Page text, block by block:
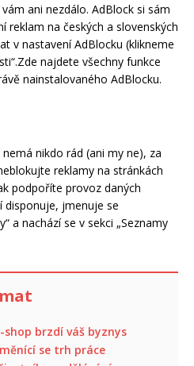
ani nezdálo. AdBlock si sám
reklam na českých a slovenských
v nastavení AdBlocku (klikneme
Zde najdete všechny funkce
nainstalovaného AdBlocku.
nikdo rád (ani my ne), za
reklamy na stránkách
podpoříte provoz daných
disponuje, jmenuje se
a nachází se v sekci „Seznamy
shop brzdí váš byznys
se trh práce